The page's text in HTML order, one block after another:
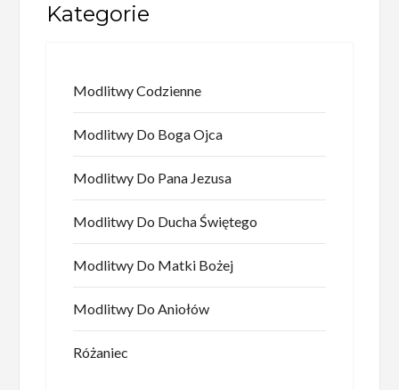
Kategorie
Modlitwy Codzienne
Modlitwy Do Boga Ojca
Modlitwy Do Pana Jezusa
Modlitwy Do Ducha Świętego
Modlitwy Do Matki Bożej
Modlitwy Do Aniołów
Różaniec